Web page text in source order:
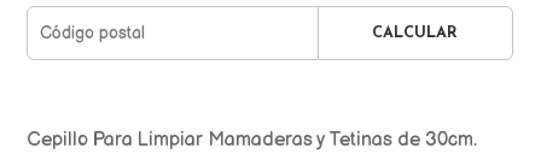
CALCULAR
Cepillo Para Limpiar Mamaderas y Tetinas de 30cm.